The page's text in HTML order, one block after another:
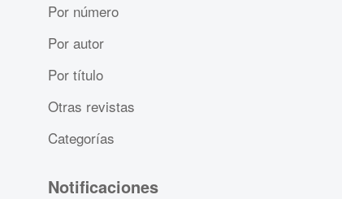
Por número
Por autor
Por título
Otras revistas
Categorías
Notificaciones